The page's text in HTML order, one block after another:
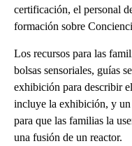
certificación, el personal
formación sobre
Los recursos para las
bolsas sensoriales, guías
exhibición para describir
incluye la exhibición, y un
para que las familias la
una fusión de un reactor.